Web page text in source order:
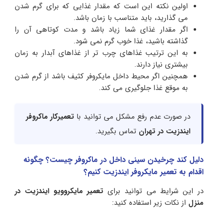
اولین نکته این است که مقدار غذایی که برای گرم شدن
می گذارید، باید متناسب با زمان باشد.
اگر مقدار غذای شما زیاد باشد و مدت کوتاهی آن را
گذاشته باشید، غذا خوب گرم نمی شود.
به این ترتیب غذاهای چرب تر از غذاهای آبدار به زمان
بیشتری نیاز دارند.
همچنین اگر محیط داخل مایکروفر کثیف باشد از گرم شدن
به موقع غذا جلوگیری می کند.
در صورت عدم رفع مشکل می توانید با تعمیرکار ماکروفر
ایندزیت در تهران تماس بگیرید.
دلیل کند چرخیدن سینی داخل در ماکروفر چیست؟ چگونه
اقدام به تعمیر مایکروفر ایندزیت کنیم؟
در این شرایط می توانید برایتعمیر مایکروویو ایندزیت در
منزل از نکات زیر استفاده کنید: